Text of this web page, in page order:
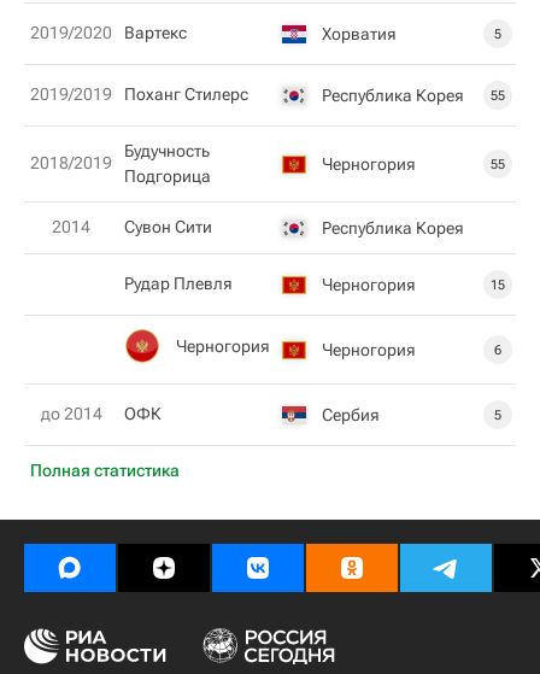
Полная статистика
2019/2020 Вартекс Хорватия 5
2019/2019 Поханг Стилерс Республика Корея 55
2018/2019
Будучность
Подгорица
Черногория 55
2014 Сувон Сити Республика Корея
Рудар Плевля Черногория 15
Черногория Черногория 6
до 2014 ОФК Сербия 5